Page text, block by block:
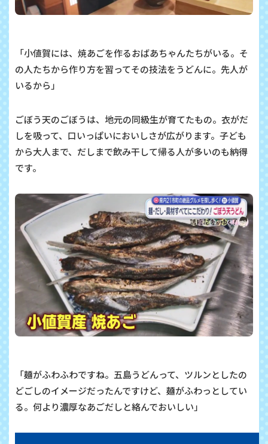
「小値賀には、焼あごを作るおばあちゃんたちがいる。そ
の人たちから作り方を習ってその技法をうどんに。先人が
いるから」
ごぼう天のごぼうは、地元の同級生が育てたもの。衣がだ
しを吸って、口いっぱいにおいしさが広がります。子ども
から大人まで、だしまで飲み干して帰る人が多いのも納得
です。
「麺がふわふわですね。五島うどんって、ツルンとしたの
どごしのイメージだったんですけど、麺がふわっとしてい
る。何より濃厚なあごだしと絡んでおいしい」